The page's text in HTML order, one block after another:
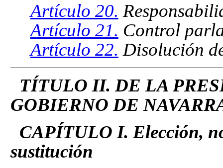
Artículo 20.
Artículo 21. Control
Artículo 22. Disolución
TÍTULO II. DE LA
GOBIERNO DE
CAPÍTULO I. Elección,
sustitución